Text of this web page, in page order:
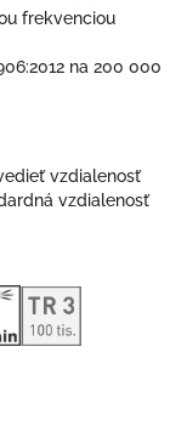
frekvenciou
na 200 000
vzdialenosť
vzdialenosť